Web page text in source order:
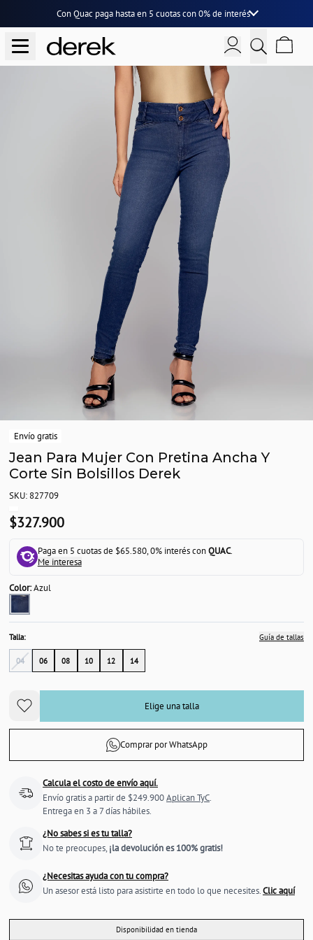
Con Quac paga hasta en 5 cuotascon0% de interés
Envío gratis
Jean Para Mujer Con Pretina Ancha Y
Corte Sin Bolsillos Derek
SKU: 827709
$327.900
Paga en 5 cuotas de $65.580, 0% interés conQUAC.
Me interesa
Color:Azul
Talla: Guía de tallas
04 06 08 10 12 14
Elige una talla
Comprar por WhatsApp
Calcula el costo de envío aquí.
Envío gratis a partir de $249.900Aplican TyC.
Entrega en 3 a 7 días hábiles.
¿No sabes si es tu talla?
No te preocupes, ¡la devolución es 100% gratis!
¿Necesitas ayuda con tu compra?
Un asesor está listo para asistirte en todo lo que necesites.Clic aquí
Disponibilidad en tienda